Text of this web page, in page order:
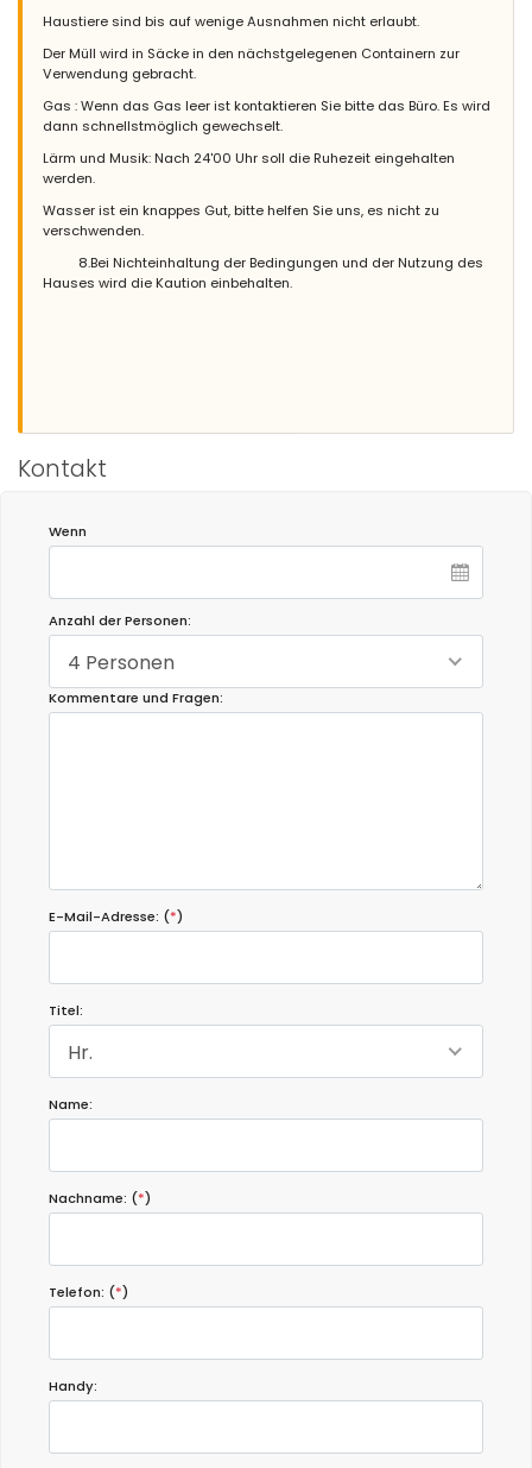
Haustiere sind bis auf wenige Ausnahmen nicht erlaubt.
Der Müll wird in Säcke in den nächstgelegenen Containern zur
Verwendung gebracht.
Gas : Wenn das Gas leer ist kontaktieren Sie bitte das Büro. Es wird
dann schnellstmöglich gewechselt.
Lärm und Musik: Nach 24'00 Uhr soll die Ruhezeit eingehalten
werden.
Wasser ist ein knappes Gut, bitte helfen Sie uns, es nicht zu
verschwenden.
8.Bei Nichteinhaltung der Bedingungen und der Nutzung des
Hauses wird die Kaution einbehalten.
Kontakt
Wenn
Anzahl der Personen:
4 Personen
Kommentare und Fragen:
E-Mail-Adresse: (*)
Titel:
Hr.
Name:
Nachname: (*)
Telefon: (*)
Handy: